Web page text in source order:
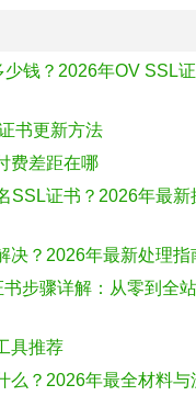
钱？2026年OV SSL
书更新方法
费差距在哪
SSL证书？2026年最新
决？2026年最新处理指
步骤详解：从零到全
具推荐
么？2026年最全材料与